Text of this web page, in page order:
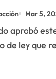
a
Mar 5,
de ley que